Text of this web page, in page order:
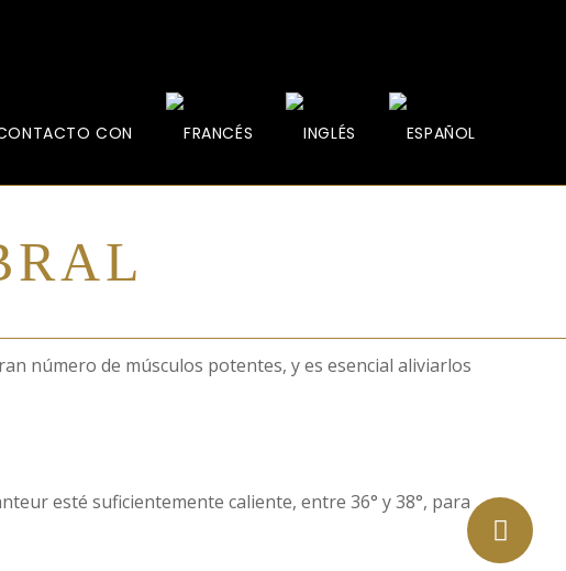
CON
número de músculos potentes, y es esencial aliviarlos
esté suficientemente caliente, entre 36° y 38°, para